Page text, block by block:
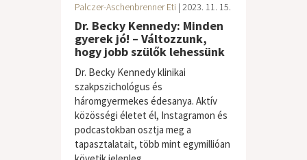
Palczer-Aschenbrenner Eti | 2023. 11. 15.
Dr. Becky Kennedy: Minden
gyerek jó! – Változzunk,
hogy jobb szülők lehessünk
Dr. Becky Kennedy klinikai
szakpszichológus és
háromgyermekes édesanya. Aktív
közösségi életet él, Instagramon és
podcastokban osztja meg a
tapasztalatait, több mint egymillióan